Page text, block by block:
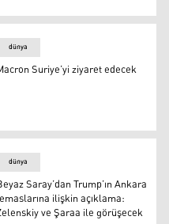
Macron ve Suriye
dünya
Suriye’yi ziyaret edecek
dünya
Saray’dan Trump’ın Ankara
ilişkin açıklama:
ve Şaraa ile görüşecek